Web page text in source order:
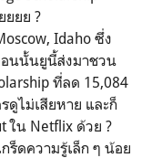
ยยย ?
Idaho ซึ่ง
อนนั้นยูนี้ส่งมาชวน
ที่ลด 15,084
ดูไม่เสียหาย และก็
ใน Netflix ด้วย ?
ร็ดความรู้เล็ก ๆ น้อย